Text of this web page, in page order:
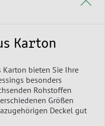
Karton
Karton bieten Sie Ihre
besonders
Rohstoffen
Größen
Deckel gut